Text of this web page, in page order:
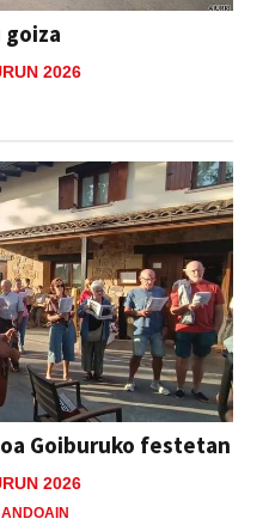
2026
Goiburuko festetan
2026
ANDOAIN